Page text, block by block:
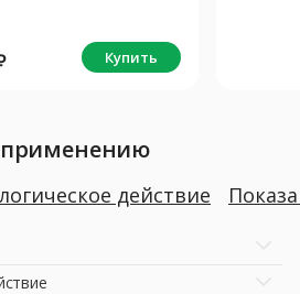
Купить
применению
действие